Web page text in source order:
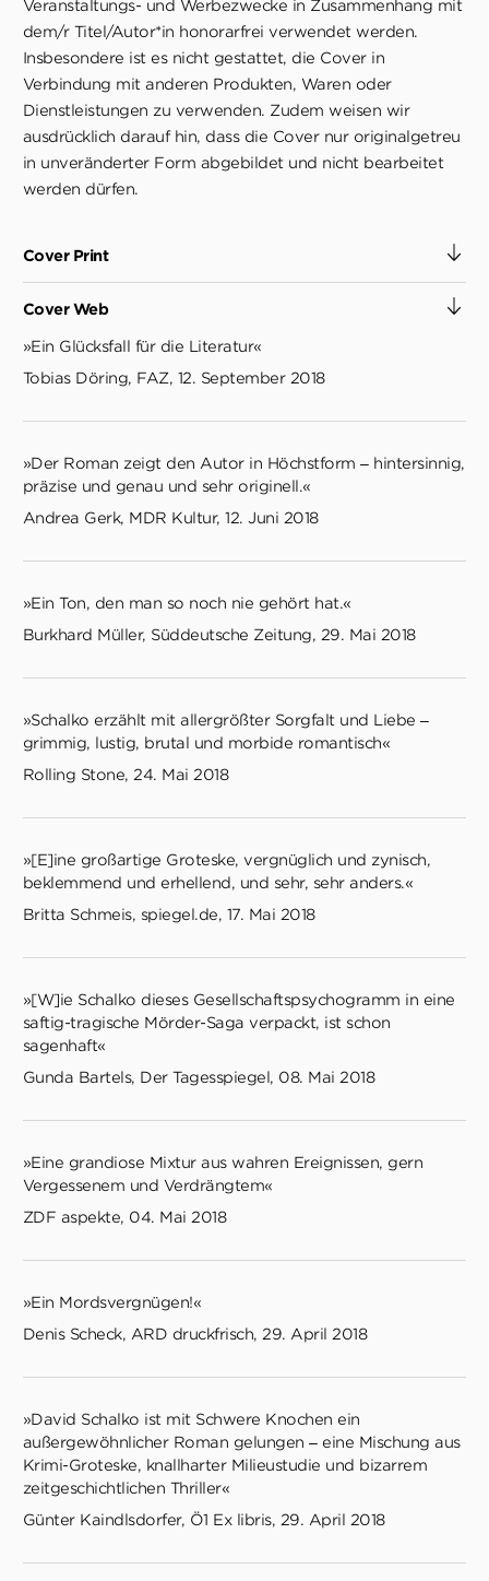
Veranstaltungs- und Werbezwecke in Zusammenhang mit
dem/r Titel/Autor*in honorarfrei verwendet werden.
Insbesondere ist es nicht gestattet, die Cover in
Verbindung mit anderen Produkten, Waren oder
Dienstleistungen zu verwenden. Zudem weisen wir
ausdrücklich darauf hin, dass die Cover nur originalgetreu
in unveränderter Form abgebildet und nicht bearbeitet
werden dürfen.
Cover Print
Cover Web
»Ein Glücksfall für die Literatur«
Tobias Döring, FAZ, 12. September 2018
»Der Roman zeigt den Autor in Höchstform – hintersinnig,
präzise und genau und sehr originell.«
Andrea Gerk, MDR Kultur, 12. Juni 2018
»Ein Ton, den man so noch nie gehört hat.«
Burkhard Müller, Süddeutsche Zeitung, 29. Mai 2018
»Schalko erzählt mit allergrößter Sorgfalt und Liebe –
grimmig, lustig, brutal und morbide romantisch«
Rolling Stone, 24. Mai 2018
»[E]ine großartige Groteske, vergnüglich und zynisch,
beklemmend und erhellend, und sehr, sehr anders.«
Britta Schmeis, spiegel.de, 17. Mai 2018
»[W]ie Schalko dieses Gesellschaftspsychogramm in eine
saftig-tragische Mörder-Saga verpackt, ist schon
sagenhaft«
Gunda Bartels, Der Tagesspiegel, 08. Mai 2018
»Eine grandiose Mixtur aus wahren Ereignissen, gern
Vergessenem und Verdrängtem«
ZDF aspekte, 04. Mai 2018
»Ein Mordsvergnügen!«
Denis Scheck, ARD druckfrisch, 29. April 2018
»David Schalko ist mit Schwere Knochen ein
außergewöhnlicher Roman gelungen – eine Mischung aus
Krimi-Groteske, knallharter Milieustudie und bizarrem
zeitgeschichtlichen Thriller«
Günter Kaindlsdorfer, Ö1 Ex libris, 29. April 2018